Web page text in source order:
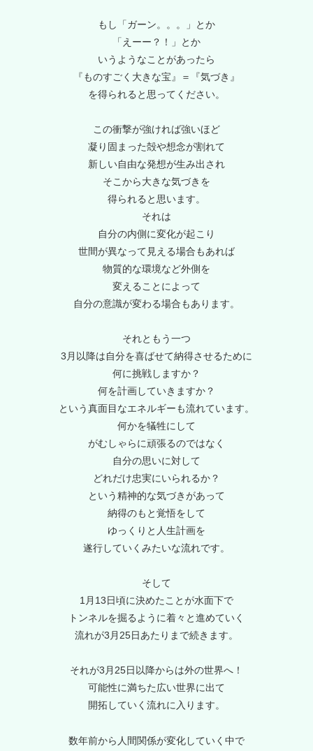
もし「ガーン。。。」とか
「えーー？！」とか
いうようなことがあったら
『ものすごく大きな宝』＝『気づき』
を得られると思ってください。
この衝撃が強ければ強いほど
凝り固まった殻や想念が割れて
新しい自由な発想が生み出され
そこから大きな気づきを
得られると思います。
それは
自分の内側に変化が起こり
世間が異なって見える場合もあれば
物質的な環境など外側を
変えることによって
自分の意識が変わる場合もあります。
それともう一つ
3月以降は自分を喜ばせて納得させるために
何に挑戦しますか？
何を計画していきますか？
という真面目なエネルギーも流れています。
何かを犠牲にして
がむしゃらに頑張るのではなく
自分の思いに対して
どれだけ忠実にいられるか？
という精神的な気づきがあって
納得のもと覚悟をして
ゆっくりと人生計画を
遂行していくみたいな流れです。
そして
1月13日頃に決めたことが水面下で
トンネルを掘るように着々と進めていく
流れが3月25日あたりまで続きます。
それが3月25日以降からは外の世界へ！
可能性に満ちた広い世界に出て
開拓していく流れに入ります。
数年前から人間関係が変化していく中で